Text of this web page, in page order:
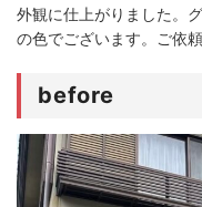
外観に仕上がりました。
の色でございます。ご依
before